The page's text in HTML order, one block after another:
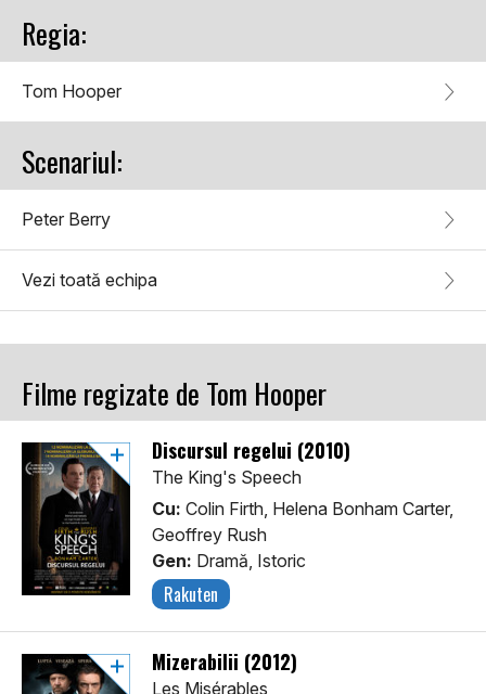
Regia:
Tom Hooper
Scenariul:
Peter Berry
Vezi toată echipa
Filme regizate de Tom Hooper
Discursul regelui (2010)
The King's Speech
Cu: Colin Firth, Helena Bonham Carter,
Geoffrey Rush
Gen: Dramă, Istoric
Rakuten
Mizerabilii (2012)
Les Misérables